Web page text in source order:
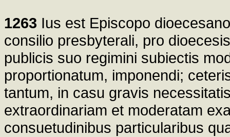
1263 Ius est Episcopo
consilio presbyterali, pro
publicis suo regimini subiectis
proportionatum, imponendi;
tantum, in casu gravis
extraordinariam et moderatam
consuetudinibus particularibus